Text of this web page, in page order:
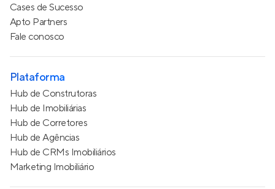
Cases de Sucesso
Apto Partners
Fale conosco
Plataforma
Hub de Construtoras
Hub de Imobiliárias
Hub de Corretores
Hub de Agências
Hub de CRMs Imobiliários
Marketing Imobiliário